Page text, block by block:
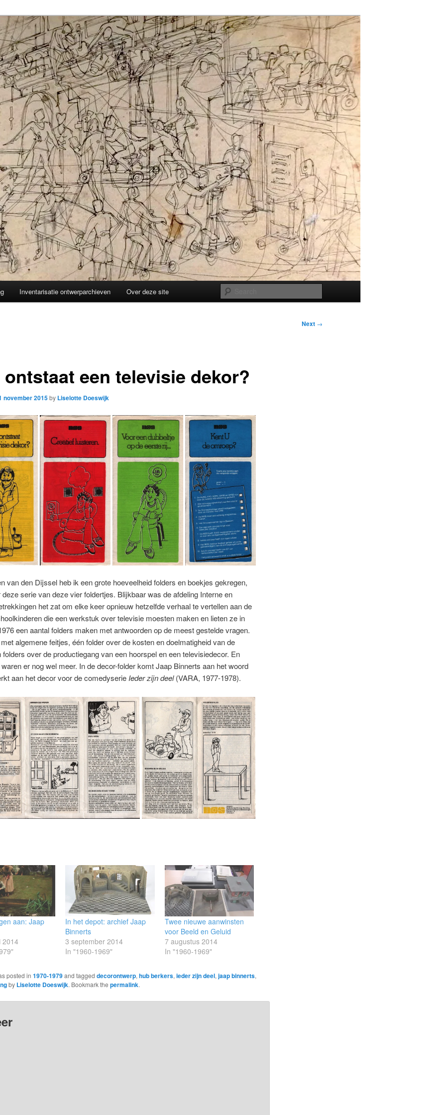
Inventarisatie ontwerparchieven Over deze site
Next →
ontstaat een televisie dekor?
november 2015by Liselotte Doeswijk
van den Dijssel heb ik een grote hoeveelheid folders en boekjes gekregen,
deze serie van deze vier foldertjes. Blijkbaar was de afdeling Interne en
het zat om elke keer opnieuw hetzelfde verhaal te vertellen aan de
die een werkstuk over televisie moesten maken en lieten ze in
een aantal folders maken met antwoorden op de meest gestelde vragen.
algemene feitjes, één folder over de kosten en doelmatigheid van de
folders over de productiegang van een hoorspel en een televisiedecor. En
er nog wel meer. In de decor-folder komt Jaap Binnerts aan het woord
aan het decor voor de comedyserie Ieder zijn deel(VARA, 1977-1978).
aan: Jaap
2014
In het depot: archief Jaap
Binnerts
3 september 2014
In "1960-1969"
Twee nieuwe aanwinsten
voor Beeld en Geluid
7 augustus 2014
In "1960-1969"
posted in 1970-1979and tagged decorontwerp, hub berkers, ieder zijn deel, jaap binnerts,
by Liselotte Doeswijk. Bookmark the permalink.